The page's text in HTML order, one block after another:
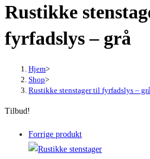
fyrfadslys
grå
Rustikke
fyrfadslys – grå
Hjem>
Shop>
Rustikke stenstager til fyrfadslys –
Tilbud!
Forrige produkt